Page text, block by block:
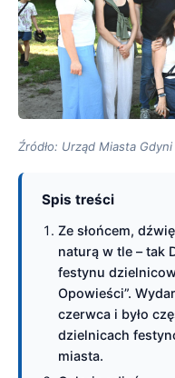
Źródło: Urząd Miasta Gdyni
Spis treści
Ze słońcem,
naturą w tle – tak
festynu
Opowieści”.
czerwca i było
dzielnicach
miasta.